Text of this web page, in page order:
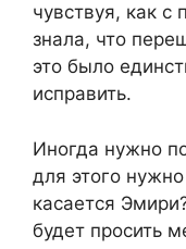
чувствуя, как с
знала, что
это было
исправить.
Иногда нужно
для этого
касается
будет просить